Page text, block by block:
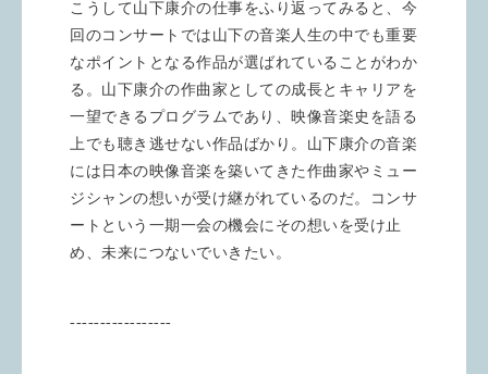
こうして山下康介の仕事をふり返ってみると、今
回のコンサートでは山下の音楽人生の中でも重要
なポイントとなる作品が選ばれていることがわか
る。山下康介の作曲家としての成長とキャリアを
一望できるプログラムであり、映像音楽史を語る
上でも聴き逃せない作品ばかり。山下康介の音楽
には日本の映像音楽を築いてきた作曲家やミュー
ジシャンの想いが受け継がれているのだ。コンサ
ートという一期一会の機会にその想いを受け止
め、未来につないでいきたい。
-----------------